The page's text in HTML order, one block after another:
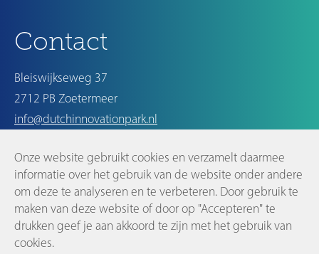
Onze website gebruikt cookies en verzamelt daarmee
informatie over het gebruik van de website onder andere
om deze te analyseren en te verbeteren. Door gebruik te
maken van deze website of door op "Accepteren" te
drukken geef je aan akkoord te zijn met het gebruik van
cookies.
Contact
Bleiswijkseweg 37
2712 PB Zoetermeer
info@dutchinnovationpark.nl
Op de hoogte blijven